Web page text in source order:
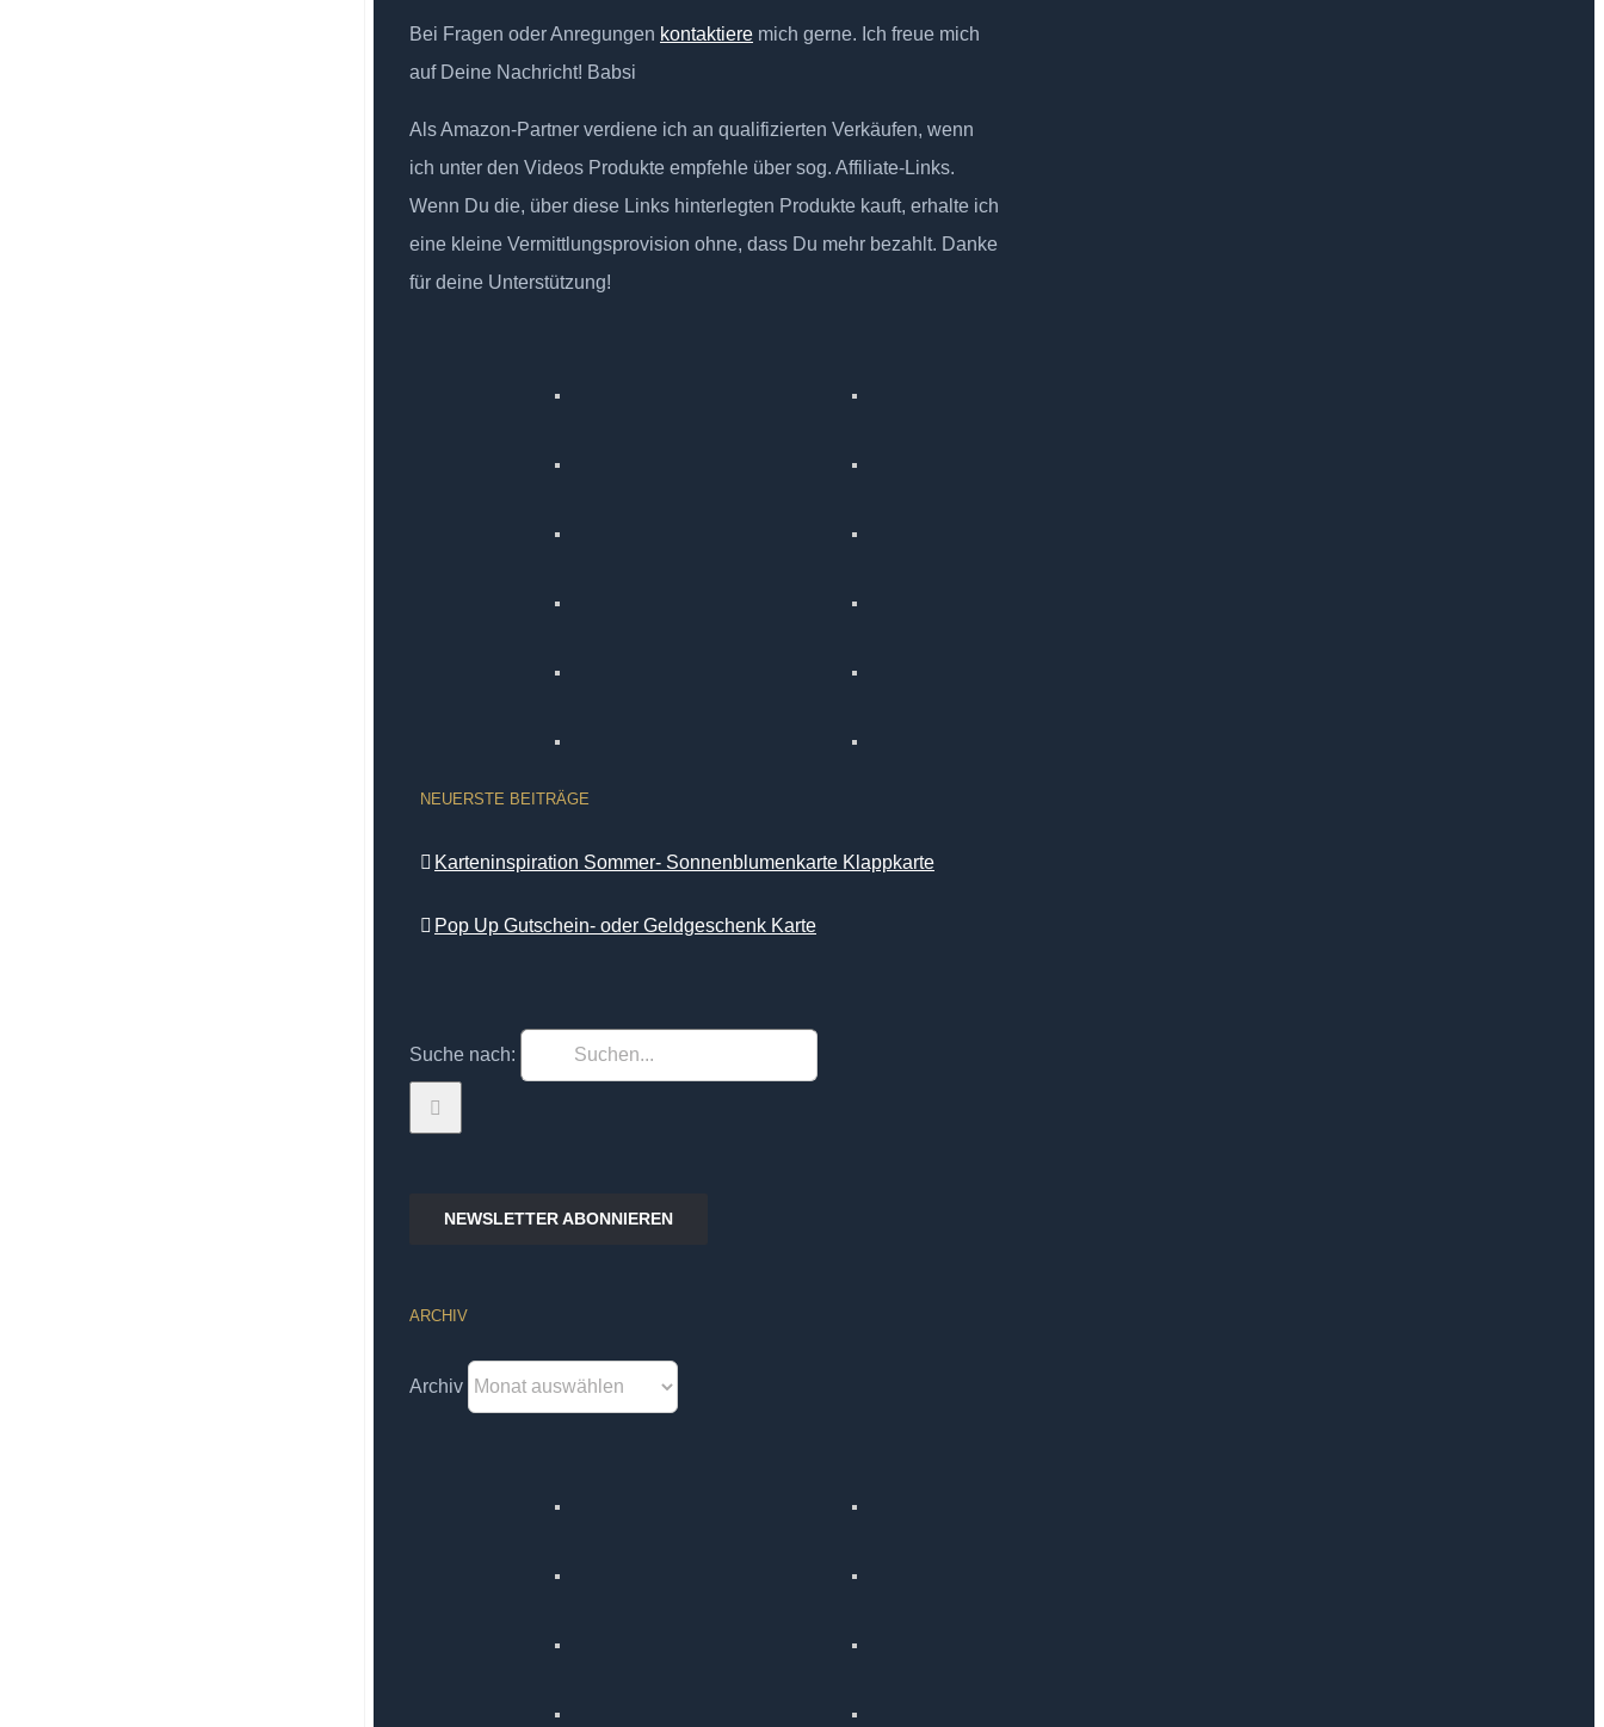
Bei Fragen oder Anregungen kontaktiere mich gerne. Ich freue mich
auf Deine Nachricht! Babsi
Als Amazon-Partner verdiene ich an qualifizierten Verkäufen, wenn
ich unter den Videos Produkte empfehle über sog. Affiliate-Links.
Wenn Du die, über diese Links hinterlegten Produkte kauft, erhalte ich
eine kleine Vermittlungsprovision ohne, dass Du mehr bezahlt. Danke
für deine Unterstützung!
NEUERSTE BEITRÄGE
Karteninspiration Sommer- Sonnenblumenkarte Klappkarte
Pop Up Gutschein- oder Geldgeschenk Karte
Suche nach:
NEWSLETTER ABONNIEREN
ARCHIV
Archiv